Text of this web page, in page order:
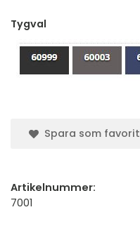
Tygval
Spara som favorit
Artikelnummer:
7001